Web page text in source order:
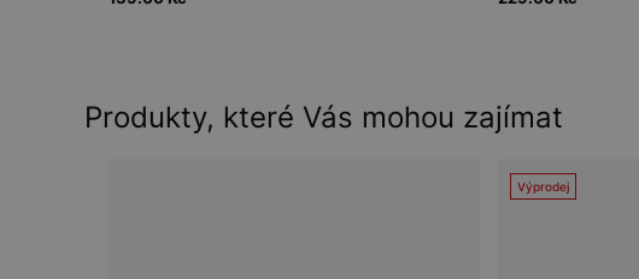
Produkty, které Vás mohou zajímat
Výprodej